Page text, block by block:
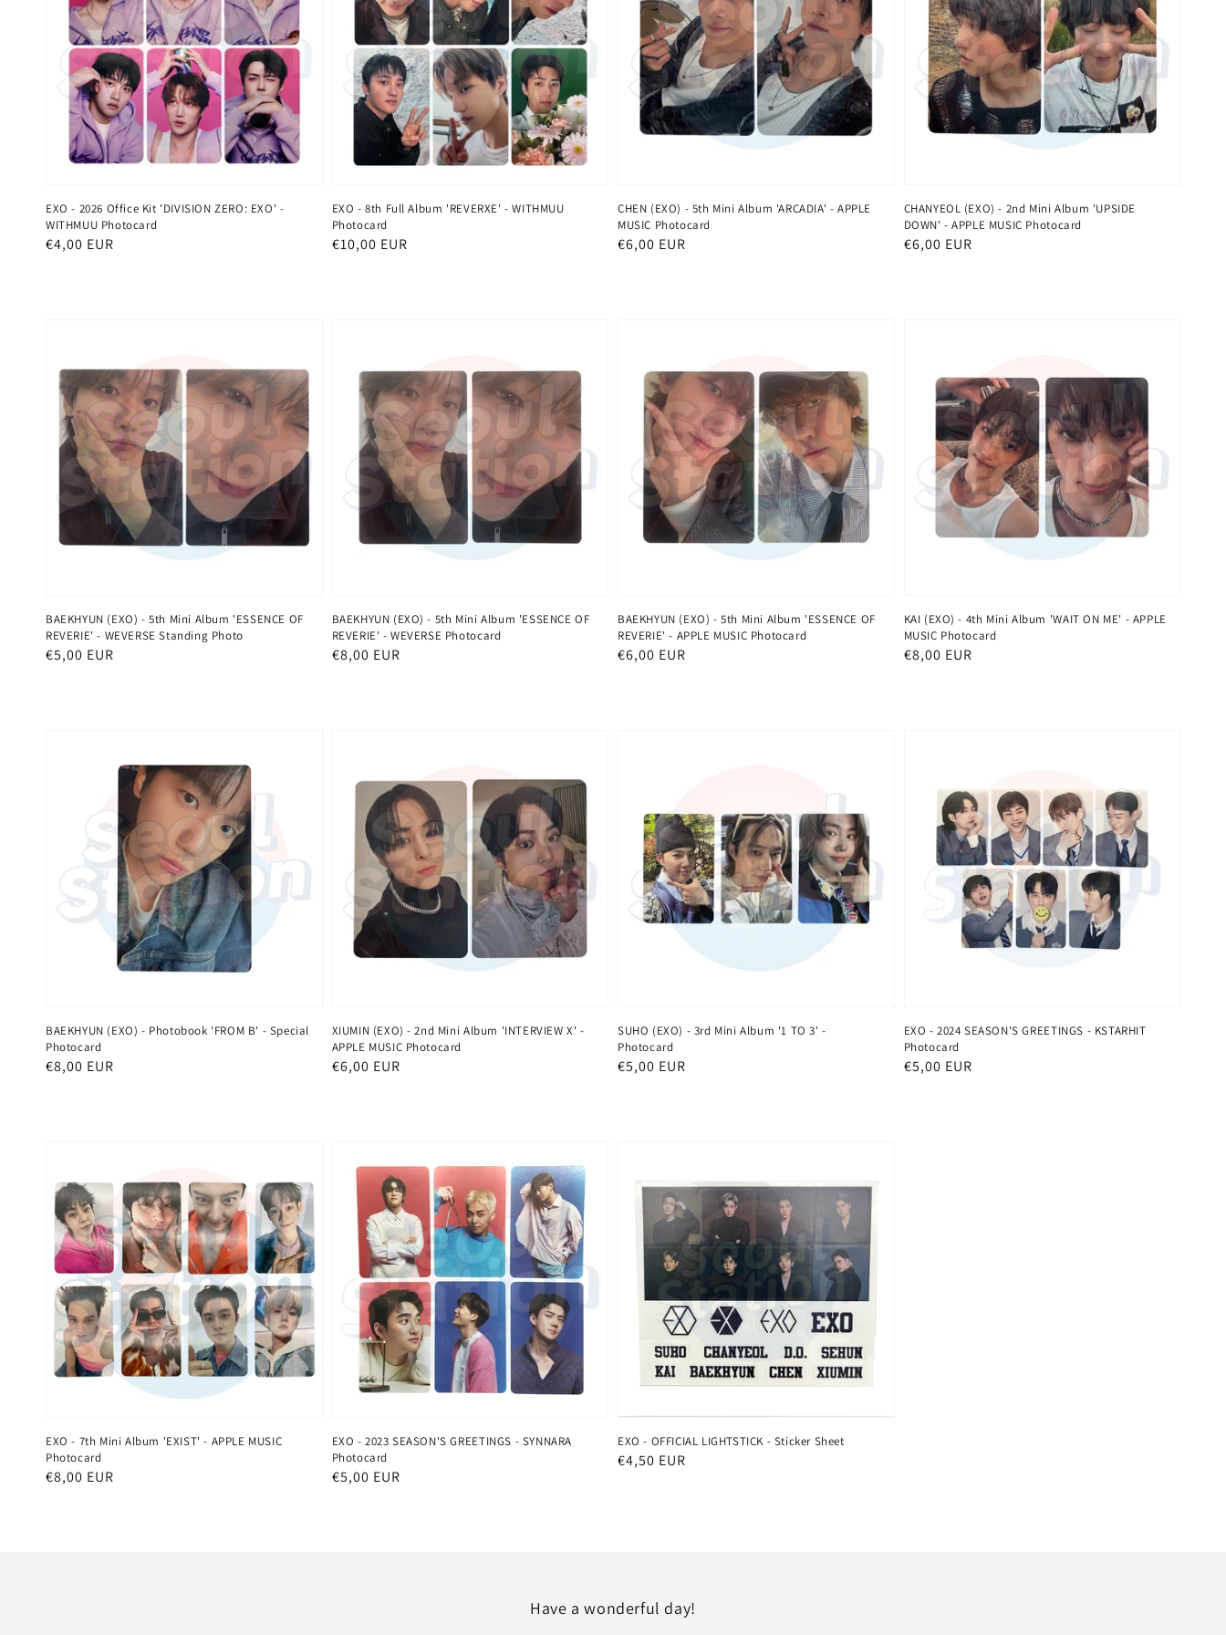
EXO - 2026 Office Kit 'DIVISION ZERO: EXO' -
WITHMUU Photocard
Normaler
€4,00 EUR
EXO - 8th Full Album 'REVERXE' - WITHMUU
Photocard
Normaler
€10,00 EUR
CHEN (EXO) - 5th Mini Album 'ARCADIA' - APPLE
MUSIC Photocard
Normaler
€6,00 EUR
CHANYEOL (EXO) - 2nd Mini Album 'UPSIDE
DOWN' - APPLE MUSIC Photocard
Normaler
€6,00 EUR
BAEKHYUN (EXO) - 5th Mini Album 'ESSENCE OF
REVERIE' - WEVERSE Standing Photo
Normaler
€5,00 EUR
BAEKHYUN (EXO) - 5th Mini Album 'ESSENCE OF
REVERIE' - WEVERSE Photocard
Normaler
€8,00 EUR
BAEKHYUN (EXO) - 5th Mini Album 'ESSENCE OF
REVERIE' - APPLE MUSIC Photocard
Normaler
€6,00 EUR
KAI (EXO) - 4th Mini Album 'WAIT ON ME' - APPLE
MUSIC Photocard
Normaler
€8,00 EUR
BAEKHYUN (EXO) - Photobook 'FROM B' - Special
Photocard
Normaler
€8,00 EUR
XIUMIN (EXO) - 2nd Mini Album 'INTERVIEW X' -
APPLE MUSIC Photocard
Normaler
€6,00 EUR
SUHO (EXO) - 3rd Mini Album '1 TO 3' -
Photocard
Normaler
€5,00 EUR
EXO - 2024 SEASON'S GREETINGS - KSTARHIT
Photocard
Normaler
€5,00 EUR
EXO - 7th Mini Album 'EXIST' - APPLE MUSIC
Photocard
Normaler
€8,00 EUR
EXO - 2023 SEASON'S GREETINGS - SYNNARA
Photocard
Normaler
€5,00 EUR
EXO - OFFICIAL LIGHTSTICK - Sticker Sheet
Normaler
€4,50 EUR
Have a wonderful day!